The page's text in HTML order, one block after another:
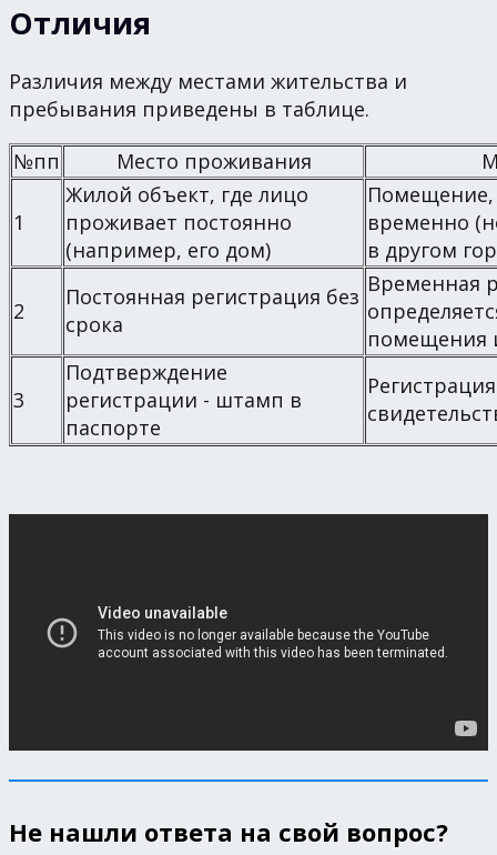
Отличия
Различия между местами жительства и
пребывания приведены в таблице.
№пп
Место проживания
1
Жилой объект, где лицо
проживает постоянно
(например, его дом)
Помещение,
временно
в другом
2
Постоянная регистрация без
срока
Временная
помещения
3
Подтверждение
регистрации - штамп в
паспорте
Не нашли ответа на свой вопрос?